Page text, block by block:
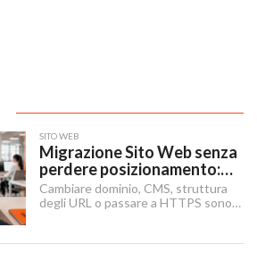
SITO WEB
Migrazione Sito Web senza
perdere posizionamento:
Redirect 301, URL e
Checklist SEO
Cambiare dominio, CMS, struttura
degli URL o passare a HTTPS sono i
ricerca.